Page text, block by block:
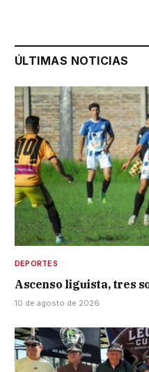
ÚLTIMAS NOTICIAS
DEPORTES
Ascenso liguista, tres
10 de agosto de 2026